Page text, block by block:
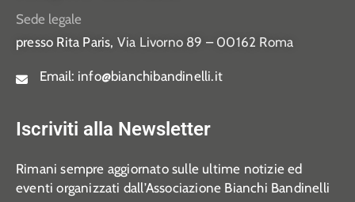
Sede legale
presso Rita Paris, Via Livorno 89 – 00162 Roma
Email: info@bianchibandinelli.it
Iscriviti alla Newsletter
Rimani sempre aggiornato sulle ultime notizie ed
eventi organizzati dall’Associazione Bianchi Bandinelli